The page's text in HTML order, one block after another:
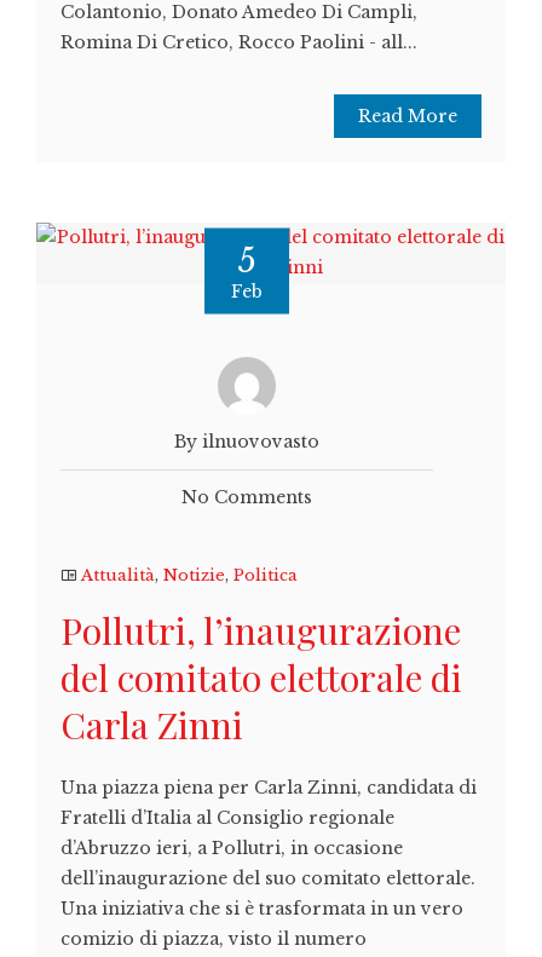
Colantonio, Donato Amedeo Di Campli,
Romina Di Cretico, Rocco Paolini - all...
Read More
5
Feb
By ilnuovovasto
No Comments
Attualità, Notizie, Politica
Pollutri, l’inaugurazione
del comitato elettorale di
Carla Zinni
Una piazza piena per Carla Zinni, candidata di
Fratelli d’Italia al Consiglio regionale
d’Abruzzo ieri, a Pollutri, in occasione
dell’inaugurazione del suo comitato elettorale.
Una iniziativa che si è trasformata in un vero
comizio di piazza, visto il numero